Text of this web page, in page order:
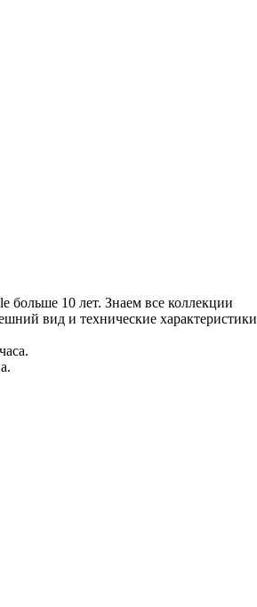
больше 10 лет. Знаем все коллекции
вид и технические характеристики